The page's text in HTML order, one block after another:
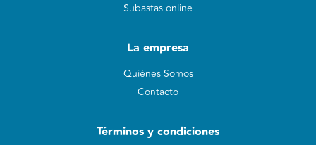
Subastas online
La empresa
Quiénes Somos
Contacto
Términos y condiciones